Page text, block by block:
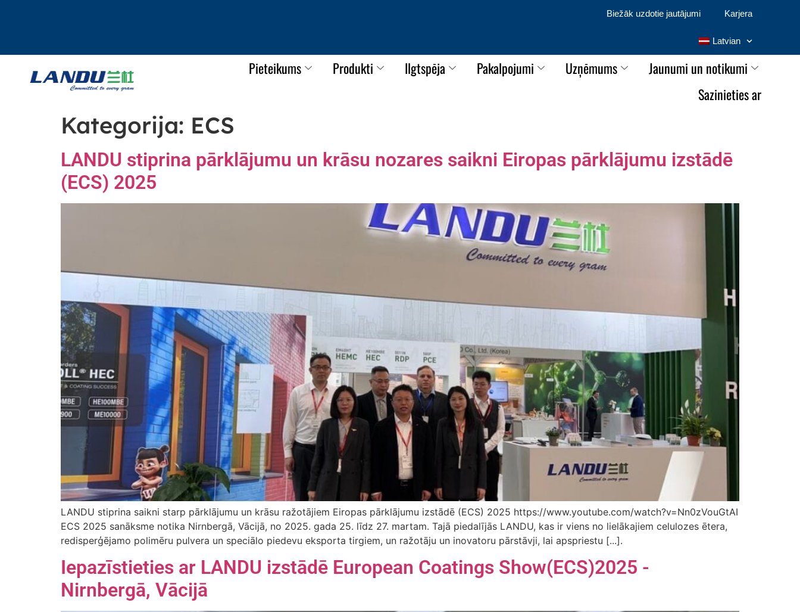
Biežāk uzdotie jautājumi Karjera
Latvian
Pieteikums Produkti Ilgtspēja Pakalpojumi Uzņēmums
Jaunumi un notikumi
Sazinieties ar
Kategorija: ECS
LANDU stiprina pārklājumu un krāsu nozares saikni Eiropas pārklājumu izstādē
(ECS) 2025
LANDU stiprina saikni starp pārklājumu un krāsu ražotājiem Eiropas pārklājumu izstādē (ECS) 2025 https://www.youtube.com/watch?v=Nn0zVouGtAI
ECS 2025 sanāksme notika Nirnbergā, Vācijā, no 2025. gada 25. līdz 27. martam. Tajā piedalījās LANDU, kas ir viens no lielākajiem celulozes ētera,
redisperģējamo polimēru pulvera un speciālo piedevu eksporta tirgiem, un ražotāju un inovatoru pārstāvji, lai apspriestu [...].
Iepazīstieties ar LANDU izstādē European Coatings Show(ECS)2025 -
Nirnbergā, Vācijā